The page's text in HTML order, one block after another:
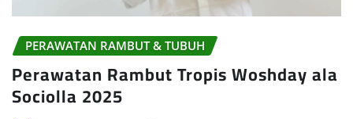
PERAWATAN RAMBUT & TUBUH
Perawatan Rambut Tropis Woshday ala
Sociolla 2025